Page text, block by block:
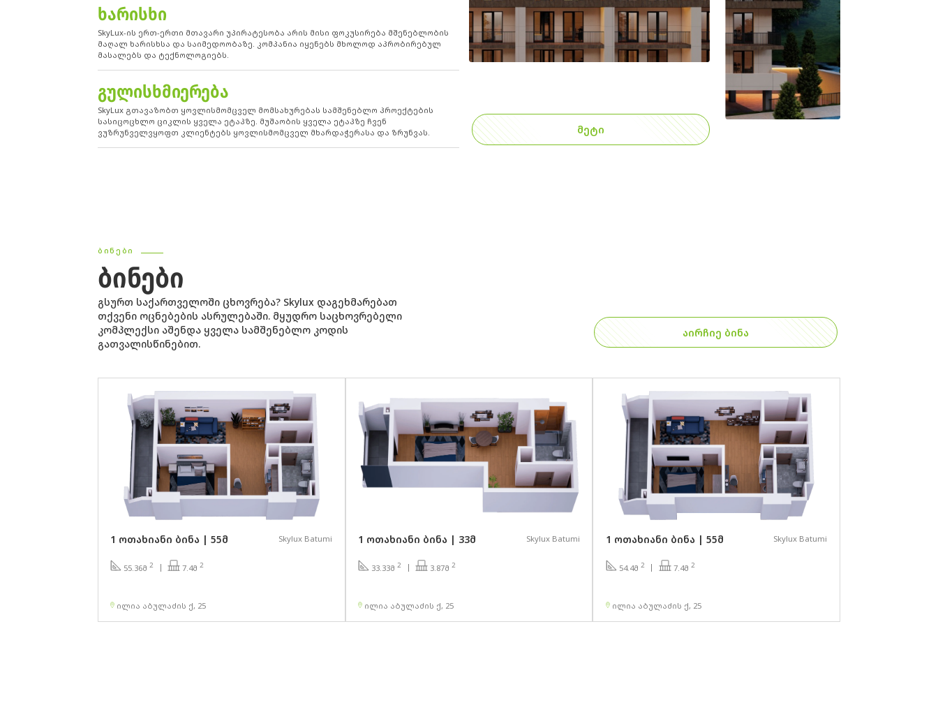
ᲮᲐᲠᲘᲡᲮᲘ
SkyLux-ის ერთ-ერთი მთავარი უპირატესობა არის მისი ფოკუსირება მშენებლობის
მაღალ ხარისხსა და საიმედოობაზე. კომპანია იყენებს მხოლოდ აპრობირებულ
მასალებს და ტექნოლოგიებს.
ᲒᲣᲚᲘᲡᲮᲛᲘᲔᲠᲔᲑᲐ
SkyLux გთავაზობთ ყოვლისმომცველ მომსახურებას სამშენებლო პროექტების
სასიცოცხლო ციკლის ყველა ეტაპზე. მუშაობის ყველა ეტაპზე ჩვენ
ვუზრუნველვყოფთ კლიენტებს ყოვლისმომცველ მხარდაჭერასა და ზრუნვას.
ᲛᲔᲢᲘ
ᲑᲘᲜᲔᲑᲘ
ᲑᲘᲜᲔᲑᲘ
გსურთ საქართველოში ცხოვრება? Skylux დაგეხმარებათ
თქვენი ოცნებების ასრულებაში. მყუდრო საცხოვრებელი
კომპლექსი აშენდა ყველა სამშენებლო კოდის
გათვალისწინებით.
ᲐᲘᲠᲩᲘᲔ ᲑᲘᲜᲐ
1 ოთახიანი ბინა | 55მ Skylux Batumi
55.36მ2 7.4მ2
ილია აბულაძის ქ, 25
1 ოთახიანი ბინა | 33მ Skylux Batumi
33.33მ2 3.87მ2
ილია აბულაძის ქ, 25
1 ოთახიანი ბინა | 55მ Skylux Batumi
54.4მ 2 7.4მ 2
ილია აბულაძის ქ, 25